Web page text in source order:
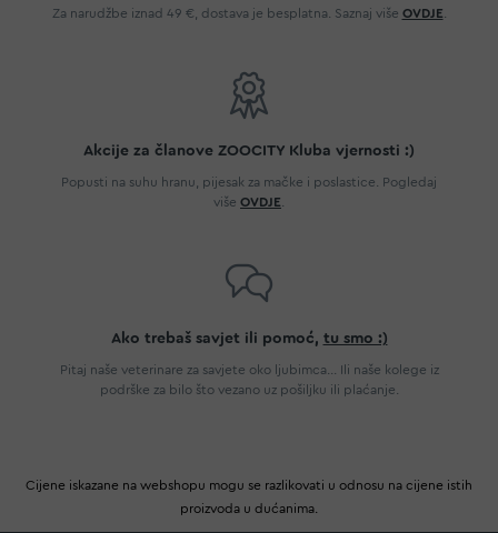
Za narudžbe iznad 49 €, dostava je besplatna. Saznaj više OVDJE
Akcije za članove ZOOCITY Kluba vjernosti :)
Popusti na suhu hranu, pijesak za mačke i poslastice. Pogledaj
više OVDJE
Ako trebaš savjet ili pomoć, tu smo :)
Pitaj naše veterinare za savjete oko ljubimca... Ili naše kolege iz
podrške za bilo što vezano uz pošiljku ili plaćanje.
Cijene iskazane na webshopu mogu se razlikovati u odnosu na cijene istih
proizvoda u dućanima.